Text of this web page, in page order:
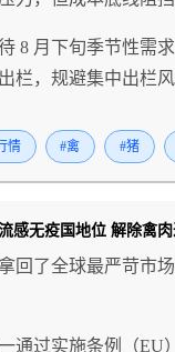
8 月下旬季节性需
栏，规避集中出栏风
情 #禽 #猪
回了全球最严苛市
通过实施条例（EU）